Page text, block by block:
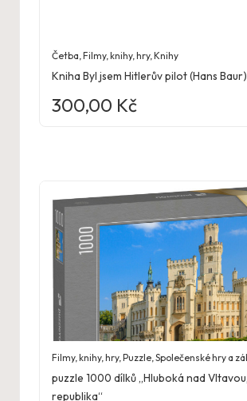
Četba ,Filmy, knihy, hry,Knihy
Kniha Byl jsem Hitlerův pilot (Hans Baur)
300,00 Kč
Filmy, knihy, hry,Puzzle ,Společenské hry a
puzzle 1000 dílků „Hluboká nad
republika“